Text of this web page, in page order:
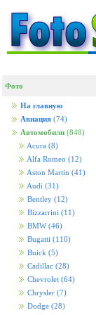
Фото
На главную
Авиация (74)
Автомобили (848)
Acura (8)
Alfa Romeo (12)
Aston Martin (41)
Audi (31)
Bentley (12)
Bizzarrini (11)
BMW(46)
Bugatti (110)
Buick (5)
Cadillac (28)
Chevrolet (64)
Chrysler (7)
Dodge (28)